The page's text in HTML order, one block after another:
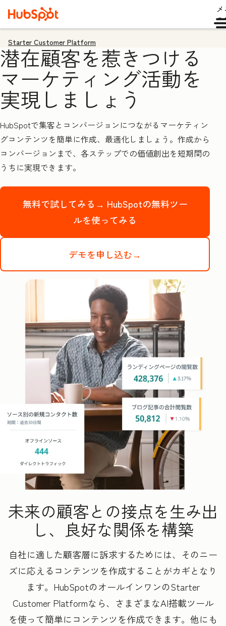
Starter Customer Platform
潜在顧客を惹きつける
マーケティング活動を
実現しましょう
HubSpotで集客とコンバージョンにつながるマーケティン
グコンテンツを簡単に作成、最適化しましょう。作成から
コンバージョンまで、各ステップでの価値創出を短期間の
うちに実現できます。
無料で試してみる→ HubSpotの無料ツー
ルを使ってみる
デモを申し込む→
未来の顧客との接点を生み出
し、良好な関係を構築
自社に適した顧客層に訴求するためには、そのニー
ズに応えるコンテンツを作成することがカギとなり
ます。HubSpotのオールインワンのStarter
Customer Platformなら、さまざまなAI搭載ツール
を使って簡単にコンテンツを作成できます。他にも